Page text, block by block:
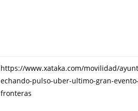
https://www.xataka.com/movilidad/
echando-pulso-uber-ultimo-gran-
fronteras